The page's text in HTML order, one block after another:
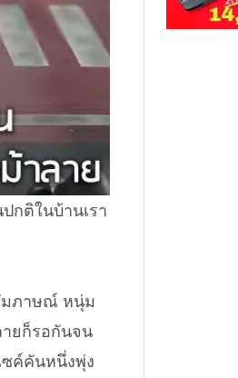
กติในบ้านเรา
มภาษณ์ หนุ่ม
ยก็รอกันจน
ค์คันหนึ่งพุ่ง